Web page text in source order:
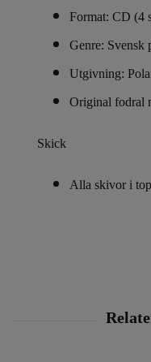
Format: CD (4
Genre: Svensk
Utgivning:
Original fodral
Skick
Alla skivor i